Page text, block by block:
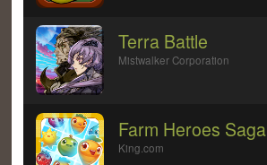
Terra Battle
Mistwalker Corporation
Farm Heroes Saga
King.com